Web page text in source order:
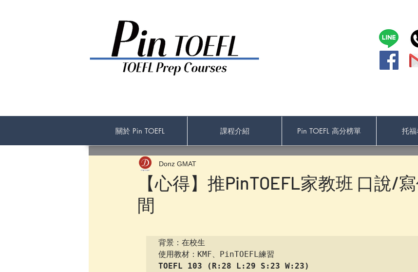
關於 Pin TOEFL 課程介紹 Pin TOEFL 高分榜單 托
【心得】推PinTOEFL家教班 口說/
間
Donz GMAT
背景：在校生
TOEFL 103 (R:28 L:29 S:23 W:23)